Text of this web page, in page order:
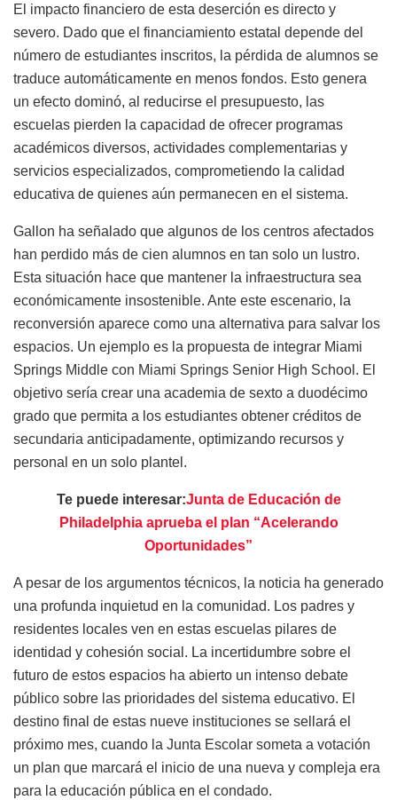
El impacto financiero de esta deserción es directo y
severo. Dado que el financiamiento estatal depende del
número de estudiantes inscritos, la pérdida de alumnos se
traduce automáticamente en menos fondos. Esto genera
un efecto dominó, al reducirse el presupuesto, las
escuelas pierden la capacidad de ofrecer programas
académicos diversos, actividades complementarias y
servicios especializados, comprometiendo la calidad
educativa de quienes aún permanecen en el sistema.
Gallon ha señalado que algunos de los centros afectados
han perdido más de cien alumnos en tan solo un lustro.
Esta situación hace que mantener la infraestructura sea
económicamente insostenible. Ante este escenario, la
reconversión aparece como una alternativa para salvar los
espacios. Un ejemplo es la propuesta de integrar Miami
Springs Middle con Miami Springs Senior High School. El
objetivo sería crear una academia de sexto a duodécimo
grado que permita a los estudiantes obtener créditos de
secundaria anticipadamente, optimizando recursos y
personal en un solo plantel.
Te puede interesar:Junta de Educación de
Philadelphia aprueba el plan “Acelerando
Oportunidades”
A pesar de los argumentos técnicos, la noticia ha generado
una profunda inquietud en la comunidad. Los padres y
residentes locales ven en estas escuelas pilares de
identidad y cohesión social. La incertidumbre sobre el
futuro de estos espacios ha abierto un intenso debate
público sobre las prioridades del sistema educativo. El
destino final de estas nueve instituciones se sellará el
próximo mes, cuando la Junta Escolar someta a votación
un plan que marcará el inicio de una nueva y compleja era
para la educación pública en el condado.